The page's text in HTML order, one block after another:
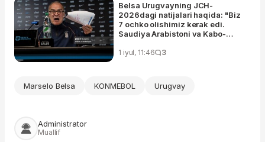
Belsa Urugvayning JCH-
2026dagi natijalari haqida: "Biz
7 ochko olishimiz kerak edi.
Saudiya Arabistoni va Kabo-
1 iyul, 11:46 3
Marselo Belsa KONMEBOL Urugvay
Administrator
Muallif